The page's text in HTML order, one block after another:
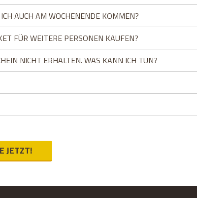
AUCH AM WOCHENENDE KOMMEN?
FÜR WEITERE PERSONEN KAUFEN?
NICHT ERHALTEN. WAS KANN ICH TUN?
JETZT!